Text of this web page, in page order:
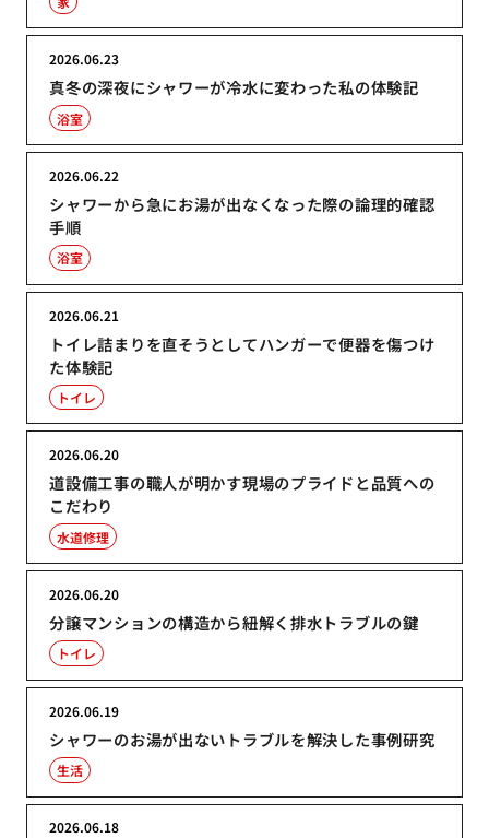
真冬の深夜にシャワーが冷水に変わった私の体験記
2026.06.23
浴室
シャワーから急にお湯が出なくなった際の論理的確認
手順
2026.06.22
浴室
トイレ詰まりを直そうとしてハンガーで便器を傷つけ
た体験記
2026.06.21
トイレ
道設備工事の職人が明かす現場のプライドと品質への
こだわり
2026.06.20
水道修理
分譲マンションの構造から紐解く排水トラブルの鍵
2026.06.20
トイレ
シャワーのお湯が出ないトラブルを解決した事例研究
2026.06.19
生活
2026.06.18